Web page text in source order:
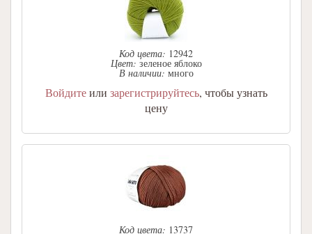
Код цвета: 12942
Цвет: зеленое яблоко
В наличии: много
Войдитеили зарегистрируйтесь, чтобы узнать
цену
Код цвета: 13737